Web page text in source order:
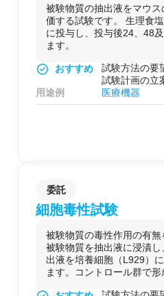
被験物質の抽出液をマウ
価する試験です。 生理食
に投与し、投与後24、48
ます。
おすすめ
試験方法の要
試験計画の立
用途例
医療機器
委託
細胞毒性試験
被験物質の毒性作用の有無
被験物質を抽出液に浸漬
出液を培養細胞（L929）
ます。コントロール群で